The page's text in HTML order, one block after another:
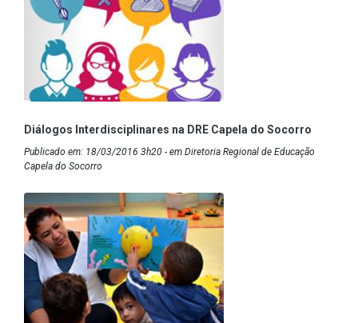
Diálogos Interdisciplinares na DRE Capela do Socorro
Publicado em: 18/03/2016 3h20 - em Diretoria Regional de Educação
Capela do Socorro